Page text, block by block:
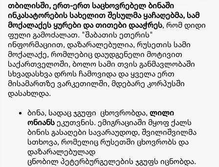
თბილისში, ერთ-ერთ საცხოვრებელ ბინაში
ინკასატორების სახელით შესულმა ყაჩაღებმა, სამ
მოქალაქეს ყურები და თითები დააჭრეს, რომ დიდი
ფული გამოძალათ. "შაბათის ეთერის"
ინფორმაციით, დაზარალებულია, რუსეთის სამი
მოქალაქე, რომლებიც დაუდგენელი მოტივით
საქართველოში, ბოლო სამი თვის განმავლობაში
სხვადასხვა დროს ჩამოვიდა და ყველა ერთ
მისამართზე ვარკეთილში, მდებარე კორპუსში
დასახლდა.
ბინა, სადაც ჯგუფი ცხოვრობდა, ლილი
ონიანს ეკუთვნის. ემიგრაციაში მყოფ ქალს
ბინის გასაღები სავარაუდოდ, შვილიშვილმა
სთხოვა, რომელიც რუსეთში ცხოვრობს და
დაზარალებულად
ცნობილ პეტერბურგელების ჯგუფს იცნობდა.